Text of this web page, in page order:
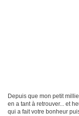
Depuis que mon petit
en a tant à retrouver... et
qui a fait votre bonheur